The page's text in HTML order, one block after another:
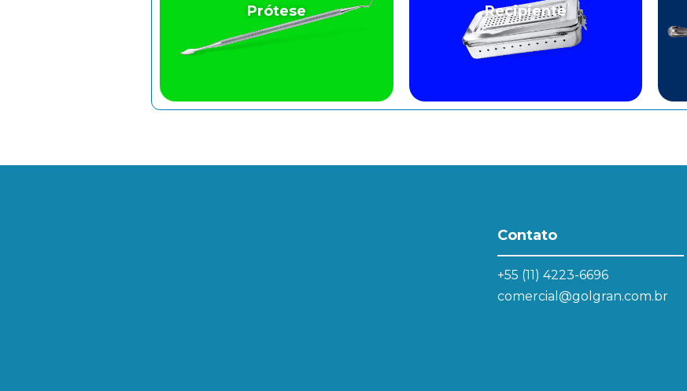
Prótese Recipiente
Contato
+55 (11) 4223-6696
comercial@golgran.com.br